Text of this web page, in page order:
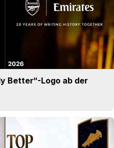
Better“-Logo ab der